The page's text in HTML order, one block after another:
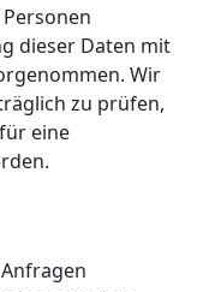
dieser Daten mit
Wir
zu prüfen,
eine